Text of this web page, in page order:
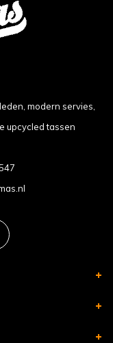
modern servies,
upcycled tassen